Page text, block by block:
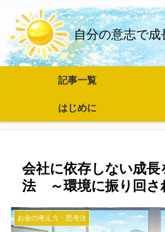
自分の意志で成
記事一覧
はじめに
会社に依存しない成
法 ～環境に振り回さ
お金の考え方・思考法